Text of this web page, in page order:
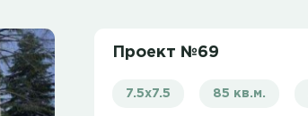
Проект №69
7.5x7.5 85 кв.м.